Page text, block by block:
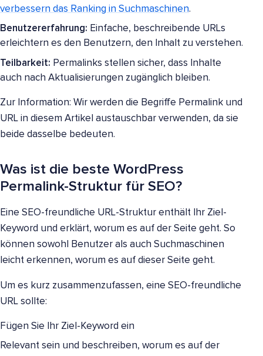
verbessern das Ranking in Suchmaschinen.
Benutzererfahrung: Einfache, beschreibende URLs
erleichtern es den Benutzern, den Inhalt zu verstehen.
Teilbarkeit: Permalinks stellen sicher, dass Inhalte
auch nach Aktualisierungen zugänglich bleiben.
Zur Information: Wir werden die Begriffe Permalink und
URL in diesem Artikel austauschbar verwenden, da sie
beide dasselbe bedeuten.
Was ist die beste WordPress
Permalink-Struktur für SEO?
Eine SEO-freundliche URL-Struktur enthält Ihr Ziel-
Keyword und erklärt, worum es auf der Seite geht. So
können sowohl Benutzer als auch Suchmaschinen
leicht erkennen, worum es auf dieser Seite geht.
Um es kurz zusammenzufassen, eine SEO-freundliche
URL sollte:
Fügen Sie Ihr Ziel-Keyword ein
Relevant sein und beschreiben, worum es auf der